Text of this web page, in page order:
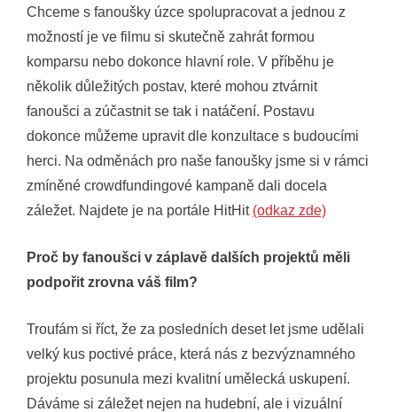
Chceme s fanoušky úzce spolupracovat a jednou z
možností je ve filmu si skutečně zahrát formou
komparsu nebo dokonce hlavní role. V příběhu je
několik důležitých postav, které mohou ztvárnit
fanoušci a zúčastnit se tak i natáčení. Postavu
dokonce můžeme upravit dle konzultace s budoucími
herci. Na odměnách pro naše fanoušky jsme si v rámci
zmíněné crowdfundingové kampaně dali docela
záležet. Najdete je na portále HitHit (odkaz zde)
Proč by fanoušci v záplavě dalších projektů měli
podpořit zrovna váš film?
Troufám si říct, že za posledních deset let jsme udělali
velký kus poctivé práce, která nás z bezvýznamného
projektu posunula mezi kvalitní umělecká uskupení.
Dáváme si záležet nejen na hudební, ale i vizuální